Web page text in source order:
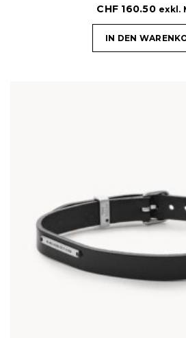
CHF 160.50 exkl.
IN DEN